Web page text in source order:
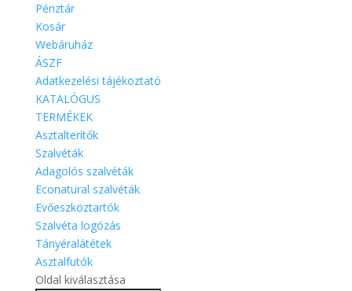
Pénztár
Kosár
Webáruház
ÁSZF
Adatkezelési tájékoztató
KATALÓGUS
TERMÉKEK
Asztalterítők
Szalvéták
Adagolós szalvéták
Econatural szalvéták
Evőeszköztartók
Szalvéta logózás
Tányéralátétek
Asztalfutók
Oldal kiválasztása